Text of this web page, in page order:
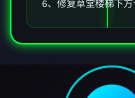
6、修复草堂楼梯下